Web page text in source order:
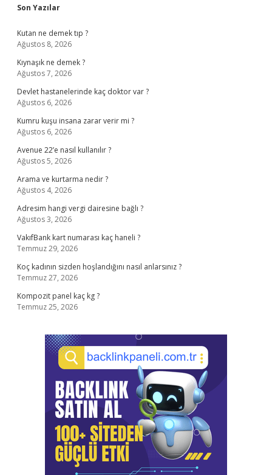
Sidebar
Son Yazılar
Kutan ne demek tıp ?
Ağustos 8, 2026
Kıynaşık ne demek ?
Ağustos 7, 2026
Devlet hastanelerinde kaç doktor var ?
Ağustos 6, 2026
Kumru kuşu insana zarar verir mi ?
Ağustos 6, 2026
Avenue 22’e nasıl kullanılır ?
Ağustos 5, 2026
Arama ve kurtarma nedir ?
Ağustos 4, 2026
Adresim hangi vergi dairesine bağlı ?
Ağustos 3, 2026
VakıfBank kart numarası kaç haneli ?
Temmuz 29, 2026
Koç kadının sizden hoşlandığını nasıl anlarsınız ?
Temmuz 27, 2026
Kompozit panel kaç kg ?
Temmuz 25, 2026